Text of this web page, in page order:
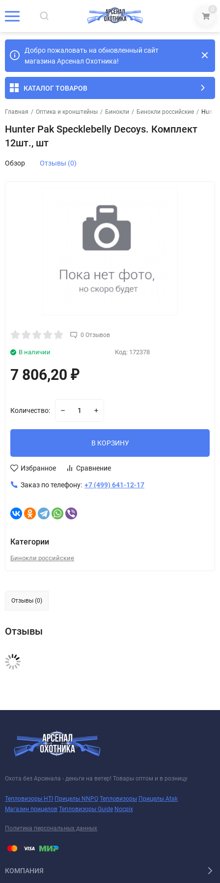
0
Добро пожаловать на обновленный сайт
магазина Арсенал Охотника!
КАТАЛОГ ТОВАРОВ
Главная / Оптика и кронштейны / Бинокли / Бинокли российские /
Hunter Pak Specklebelly Decoys. Комплект
12шт., шт
Обзор Отзывы (0)
0 Отзывов
Код: 172378
В наличии
7 806,20 ₽
Количество:
В КОРЗИНУ
Избранное Сравнение
Заказ по телефону: +7 (499) 641-12-17
Категории
Бинокли российские
Отзывы (0)
Отзывы
Охота без Арсенала - деньги на ветер! Товары оптом и в розницу
Тепловизоры HTI Прицелы NNPO Тепловизоры Прицелы Atak
Магазин прицелов Тепловизоры Guide Nocpix
Политика персональных данных
КОМПАНИЯ